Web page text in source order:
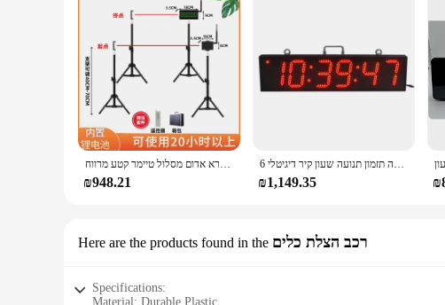
**Adaptable for Various Settings**
The Timer Setting Night Light is not just a night light; it's a
source for nighttime diaper changes or breastfeeding sessions. In
addition to a bedroom, offering a gentle light source that helps you
professional, or someone who values a good night's sleep, this
טיימר אינפרא אדום מסלול טיימר קטע מרווח
₪948.21
6 אינץ '6 קצת הוביל תנועה תזמון תנועה שעון קיר דיגיטלי
₪1,149.35
Here are the products found in the רכב הצלת כלים
Specifications:
Material: Durable Plastic